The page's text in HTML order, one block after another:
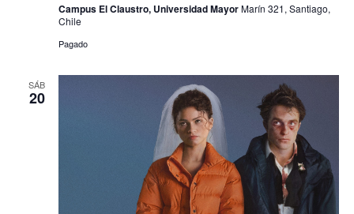
Campus El Claustro, Universidad MayorMarín 321, Santiago,
Chile
Pagado
SÁB
20